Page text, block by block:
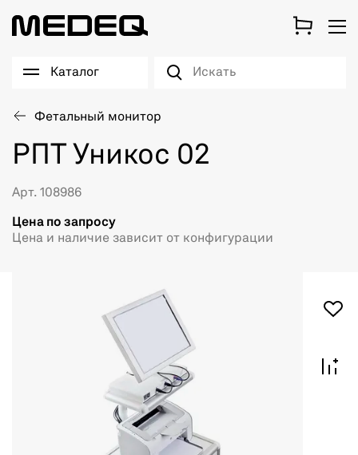
Каталог
Фетальный монитор
РПТ Уникос 02
Арт. 108986
Цена по запросу
Цена и наличие зависит от конфигурации